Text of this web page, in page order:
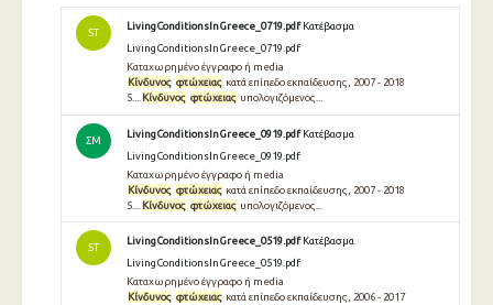
ST
LivingConditionsInGreece_0719.pdf Κατέβασμα
LivingConditionsInGreece_0719.pdf
Καταχωρημένο έγγραφο ή media
Κίνδυνος φτώχειας κατά επίπεδο εκπαίδευσης, 2007 - 2018
5.... Κίνδυνος φτώχειας υπολογιζόμενος...
ΣΜ
LivingConditionsInGreece_0919.pdf Κατέβασμα
LivingConditionsInGreece_0919.pdf
Καταχωρημένο έγγραφο ή media
Κίνδυνος φτώχειας κατά επίπεδο εκπαίδευσης, 2007 - 2018
5....
Κίνδυνος φτώχειας υπολογιζόμενος...
ST
LivingConditionsInGreece_0519.pdf Κατέβασμα
LivingConditionsInGreece_0519.pdf
Καταχωρημένο έγγραφο ή media
Κίνδυνος φτώχειας κατά επίπεδο εκπαίδευσης, 2006 - 2017